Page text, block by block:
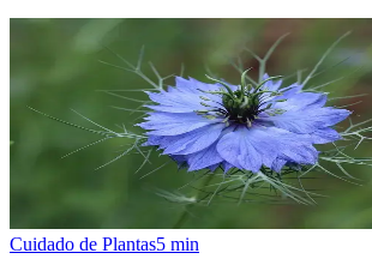
Cuidado de Plantas5 min